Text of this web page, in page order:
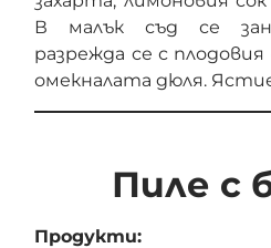
В малък съд се
разрежда се с
омекналата дюля.
Пиле с
Продукти: